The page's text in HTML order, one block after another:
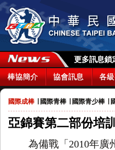
更多訊息鎖
棒協簡介 協會訊息 各
國際成棒 國際青棒 國際青少棒
亞錦賽第二部份培
為備戰「2010年廣